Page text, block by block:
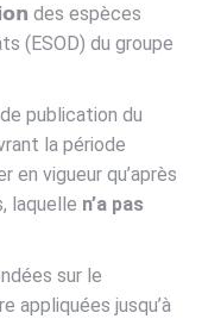
des espèces
(ESOD) du groupe
publication du
la période
vigueur qu’après
laquelle n’a pas
sur le
appliquées jusqu’à